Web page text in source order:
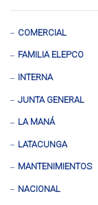
COMERCIAL
FAMILIA ELEPCO
INTERNA
JUNTA GENERAL
LA MANÁ
LATACUNGA
MANTENIMIENTOS
NACIONAL